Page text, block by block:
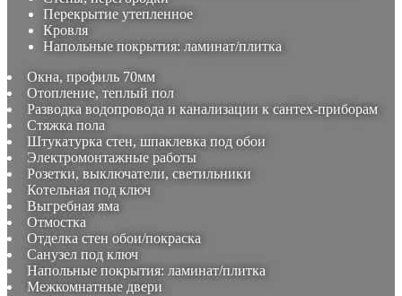
Перекрытие утепленное
Кровля
Напольные покрытия: ламинат/плитка
Окна, профиль 70мм
Отопление, теплый пол
Разводка водопровода и канализации к сантех-приборам
Стяжка пола
Штукатурка стен, шпаклевка под обои
Электромонтажные работы
Розетки, выключатели, светильники
Котельная под ключ
Выгребная яма
Отмостка
Отделка стен обои/покраска
Санузел под ключ
Напольные покрытия: ламинат/плитка
Межкомнатные двери